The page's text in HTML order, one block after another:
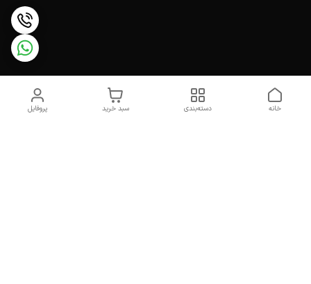
پروفایل سبد خرید دسته‌بندی خانه